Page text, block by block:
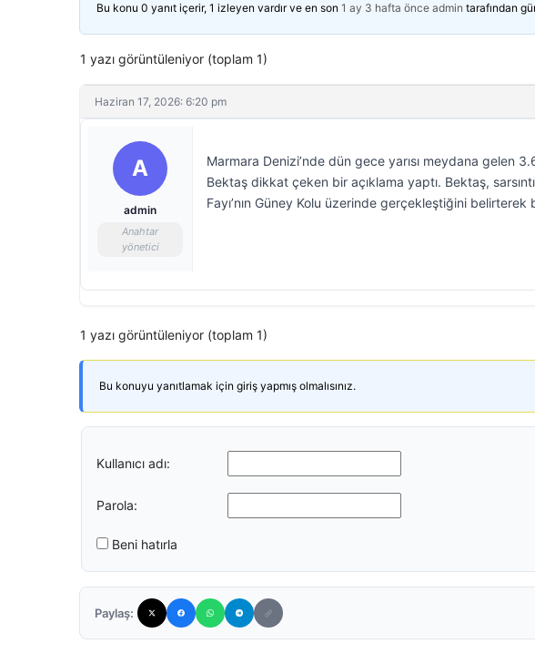
Bu konu 0 yanıt içerir, 1 izleyen vardır ve en son 1 ay 3 hafta önce admin tarafından
1 yazı görüntüleniyor (toplam 1)
Haziran 17, 2026: 6:20 pm
A
admin
Anahtar
yönetici
Marmara Denizi’nde dün gece yarısı meydana gelen
Bektaş dikkat çeken bir açıklama yaptı. Bektaş,
Fayı’nın Güney Kolu üzerinde gerçekleştiğini
1 yazı görüntüleniyor (toplam 1)
Bu konuyu yanıtlamak için giriş yapmış olmalısınız.
Kullanıcı adı:
Parola:
Beni hatırla
Paylaş: